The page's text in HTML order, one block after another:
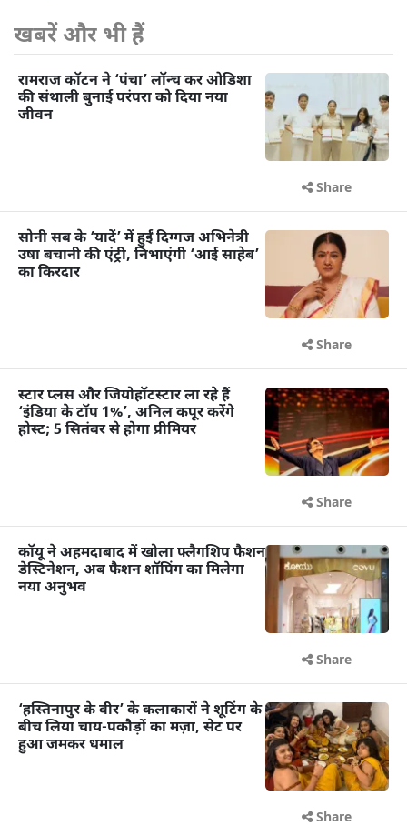
खबरें और भी हैं
रामराज कॉटन ने ‘पंचा’ लॉन्च कर ओडिशा
की संथाली बुनाई परंपरा को दिया नया
जीवन
Share
सोनी सब के ‘यादें’ में हुईं दिग्गज अभिनेत्री
उषा बचानी की एंट्री, निभाएंगी ‘आई साहेब’
का किरदार
Share
स्टार प्लस और जियोहॉटस्टार ला रहे हैं
‘इंडिया के टॉप 1%’, अनिल कपूर करेंगे
होस्ट; 5 सितंबर से होगा प्रीमियर
Share
कॉयू ने अहमदाबाद में खोला फ्लैगशिप फैशन
डेस्टिनेशन, अब फैशन शॉपिंग का मिलेगा
नया अनुभव
Share
‘हस्तिनापुर के वीर’ के कलाकारों ने शूटिंग के
बीच लिया चाय-पकौड़ों का मज़ा, सेट पर
हुआ जमकर धमाल
Share